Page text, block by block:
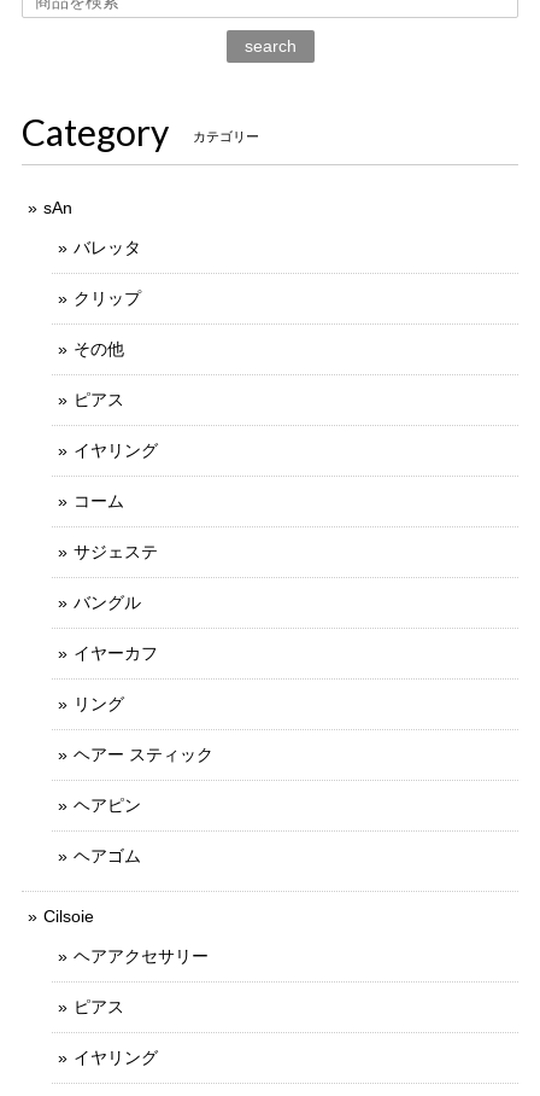
search
Category カテゴリー
sAn
バレッタ
クリップ
その他
ピアス
イヤリング
コーム
サジェステ
バングル
イヤーカフ
リング
ヘアー スティック
ヘアピン
ヘアゴム
Cilsoie
ヘアアクセサリー
ピアス
イヤリング